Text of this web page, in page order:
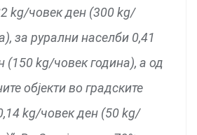
kg/човек ден (300 kg/
за рурални населби 0,41
(150 kg/човек година), а од
објекти во градските
kg/човек ден (50 kg/